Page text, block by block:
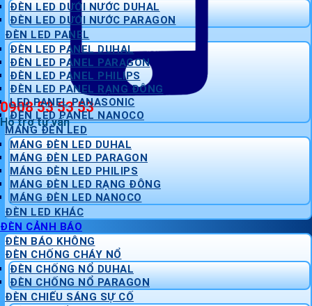
0908 53 53 53
Hỗ trợ tư vấn
ĐÈN LED DƯỚI NƯỚC DUHAL
ĐÈN LED DƯỚI NƯỚC PARAGON
ĐÈN LED PANEL
ĐÈN LED PANEL DUHAL
ĐÈN LED PANEL PARAGON
ĐÈN LED PANEL PHILIPS
ĐÈN LED PANEL RẠNG ĐÔNG
LED PANEL PANASONIC
ĐÈN LED PANEL NANOCO
MÁNG ĐÈN LED
MÁNG ĐÈN LED DUHAL
MÁNG ĐÈN LED PARAGON
MÁNG ĐÈN LED PHILIPS
MÁNG ĐÈN LED RẠNG ĐÔNG
MÁNG ĐÈN LED NANOCO
ĐÈN LED KHÁC
ĐÈN CẢNH BÁO
ĐÈN BÁO KHÔNG
ĐÈN CHỐNG CHÁY NỔ
ĐÈN CHỐNG NỔ DUHAL
ĐÈN CHỐNG NỔ PARAGON
ĐÈN CHIẾU SÁNG SỰ CỐ